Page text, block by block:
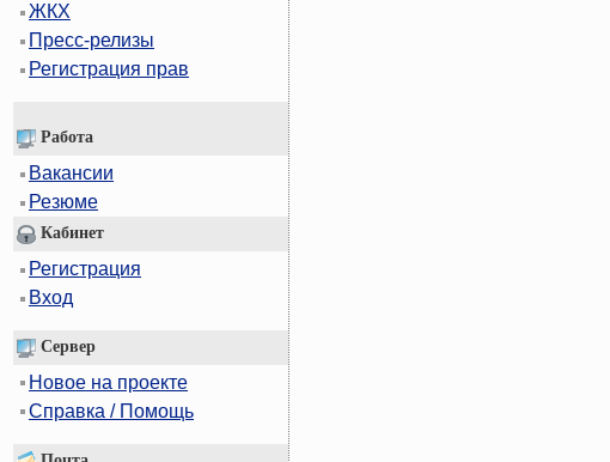
ЖКХ
Пресс-релизы
Регистрация прав
Работа
Вакансии
Резюме
Кабинет
Регистрация
Вход
Сервер
Новое на проекте
Справка / Помощь